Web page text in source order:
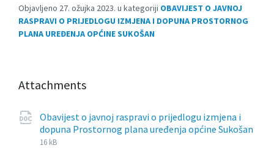
Objavljeno 27. ožujka 2023. u kategoriji OBAVIJEST O JAVNOJ
RASPRAVI O PRIJEDLOGU IZMJENA I DOPUNA PROSTORNOG
PLANA UREĐENJA OPĆINE SUKOŠAN
Attachments
Obavijest o javnoj raspravi o prijedlogu izmjena i
dopuna Prostornog plana uređenja općine Sukošan
File
docx
File
16 kB